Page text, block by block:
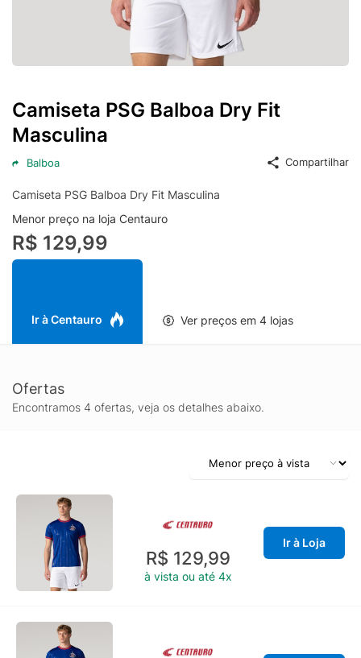
Camiseta PSG Balboa Dry Fit
Masculina
Balboa Compartilhar
Camiseta PSG Balboa Dry Fit Masculina
Menor preço na loja Centauro
R$ 129,99
Ir à Centauro Ver preços em 4 lojas
Ofertas
Encontramos 4 ofertas, veja os detalhes abaixo.
R$ 129,99
à vista ou até 4x
Ir à Loja